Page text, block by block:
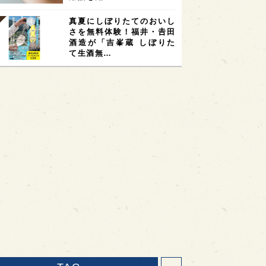
真夏にしぼりたてのおいし
さを無料体験！福井・𠮷田
酒造が「吉峯蔵 しぼりた
て生酒無…